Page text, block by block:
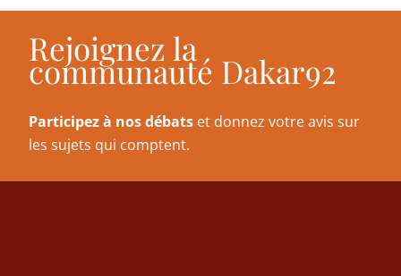
Rejoignez la
communauté Dakar92
Participez à nos débats et donnez votre avis sur
les sujets qui comptent.